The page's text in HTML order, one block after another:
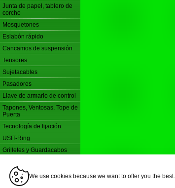
Junta de papel, tablero de
corcho
Mosquetones
Eslabón rápido
Cancamos de suspensión
Tensores
Sujetacables
Pasadores
Llave de armario de control
Tapones, Ventosas, Tope de
Puerta
Tecnología de fijación
USIT-Ring
Grilletes y Guardacabos
976
© GUFERO Rubber Production s.r.o., Horní Třešňovec nº 68,
We use cookies because we want to offer you the best.